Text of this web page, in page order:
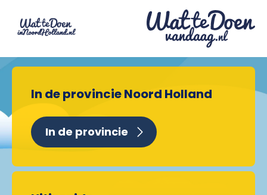
In de provincie Noord Holland
In de provincie